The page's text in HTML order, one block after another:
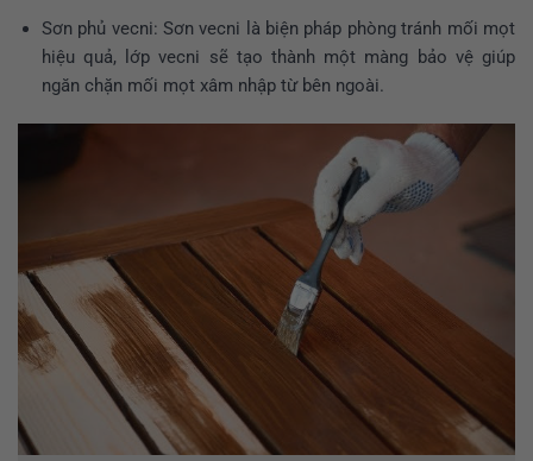
Sơn phủ vecni: Sơn vecni là biện pháp phòng tránh mối mọt
hiệu quả, lớp vecni sẽ tạo thành một màng bảo vệ giúp
ngăn chặn mối mọt xâm nhập từ bên ngoài.